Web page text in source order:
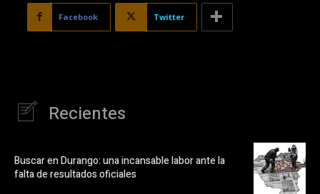
Facebook Twitter
Recientes
Buscar en Durango: una incansable labor ante la
falta de resultados oficiales